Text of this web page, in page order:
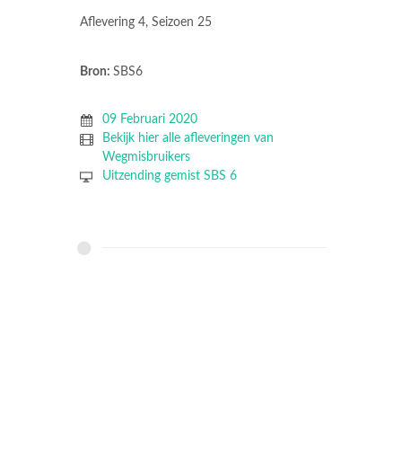
Aflevering 4, Seizoen 25
Bron: SBS6
09 Februari 2020
Bekijk hier alle afleveringen van
Wegmisbruikers
Uitzending gemist SBS 6